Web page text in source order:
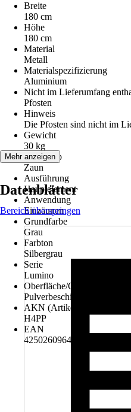
Breite
180 cm
Höhe
180 cm
Material
Metall
Materialspezifizierung
Aluminium
Nicht im Lieferumfang
Pfosten
Hinweis
Die Pfosten sind nicht im
Gewicht
30 kg
Artikeltyp
Zaun
Ausführung
Hauptelement
Anwendung
Einzäunen
Grundfarbe
Grau
Farbton
Silbergrau
Serie
Lumino
Oberfläche/
Pulverbeschichtet
AKN (Artikelkurznummer)
H4PP
EAN
4250260964307
Mehr anzeigen
Datenblätter
Bereich überspringen